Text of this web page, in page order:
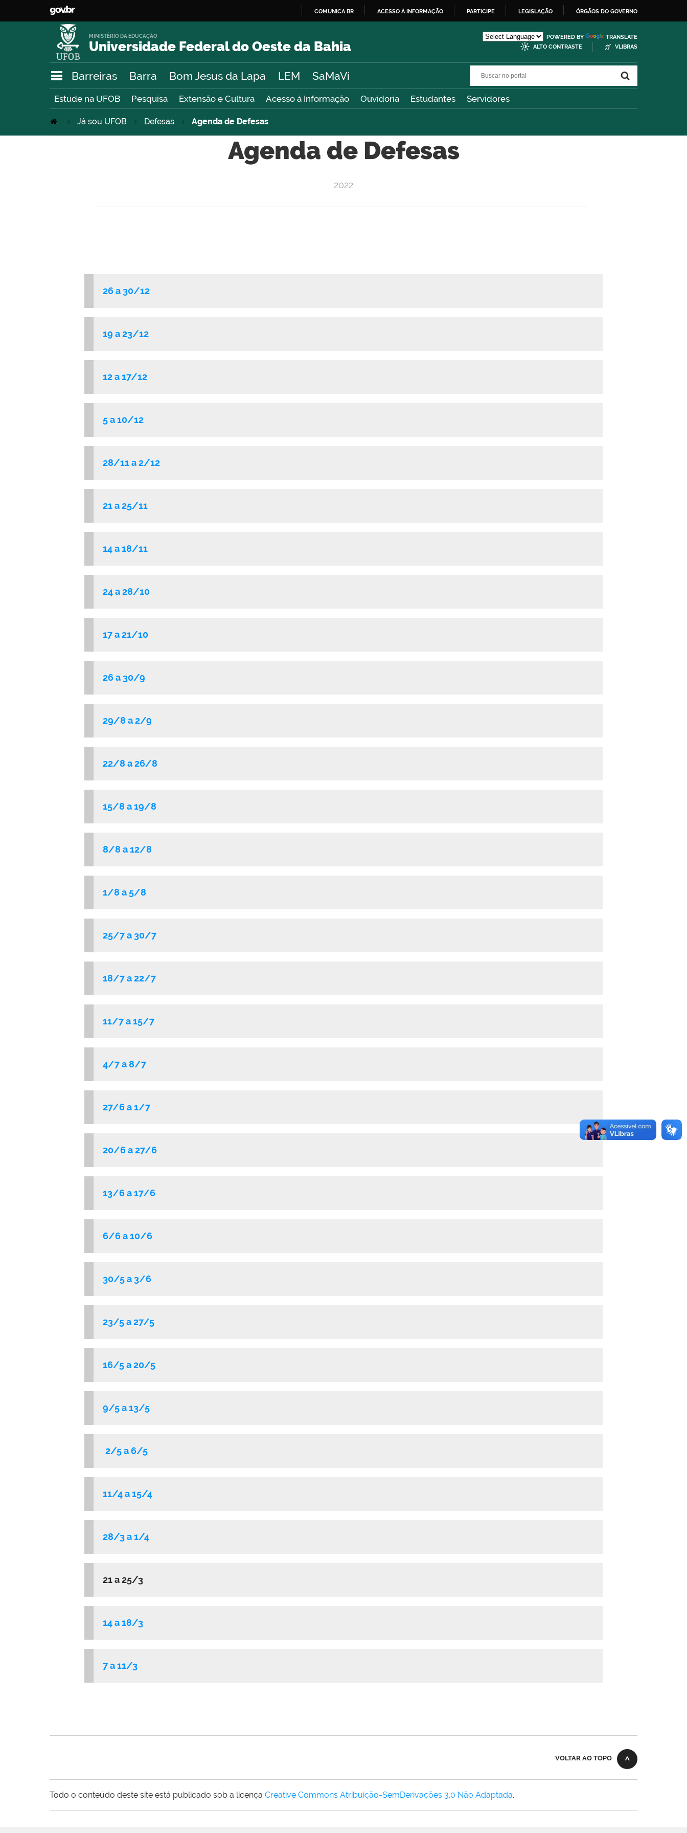
O
COMUNICA BR ACESSO À INFORMAÇÃO PARTICIPE LEGISLAÇÃO ÓRGÃOS DO GOVERNO
Universidade Federal do Oeste da Bahia
MINISTÉRIO DA EDUCAÇÃO POWERED BY
TRANSLATE
ALTO CONTRASTE
VLIBRAS
Barreiras Barra Bom Jesus da Lapa LEM SaMaVi
Estude na UFOB Pesquisa Extensão e Cultura Acesso à Informação Ouvidoria Estudantes Servidores
Já sou UFOB Defesas Agenda de Defesas
Agenda de Defesas
2022
26 a 30/12
19 a 23/12
12 a 17/12
5 a 10/12
28/11 a 2/12
21 a 25/11
14 a 18/11
24 a 28/10
17 a 21/10
26 a 30/9
29/8 a 2/9
22/8 a 26/8
15/8 a 19/8
8/8 a 12/8
1/8 a 5/8
25/7 a 30/7
18/7 a 22/7
11/7 a 15/7
4/7 a 8/7
27/6 a 1/7
20/6 a 27/6
13/6 a 17/6
6/6 a 10/6
30/5 a 3/6
23/5 a 27/5
16/5 a 20/5
9/5 a 13/5
2/5 a 6/5
11/4 a 15/4
28/3 a 1/4
21 a 25/3
14 a 18/3
7 a 11/3
VOLTAR AO TOPO
Todo o conteúdo deste site está publicado sob a licença Creative Commons Atribuição-SemDerivações 3.0 Não Adaptada.